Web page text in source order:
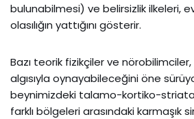
bulunabilmesi) ve belirsizlik ilkeleri,
olasılığın yattığını gösterir.
Bazı teorik fizikçiler ve
algısıyla oynayabileceğini öne
beynimizdeki talamo-kortiko-
farklı bölgeleri arasındaki karmaşık